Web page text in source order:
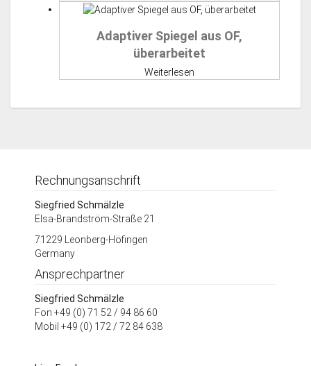
Adaptiver Spiegel aus OF,
überarbeitet
Weiterlesen
Rechnungsanschrift
Siegfried Schmälzle
Elsa-Brandström-Straße 21
71229 Leonberg-Höfingen
Germany
Ansprechpartner
Siegfried Schmälzle
Fon +49 (0) 71 52 / 94 86 60
Mobil +49 (0) 172 / 72 84 638